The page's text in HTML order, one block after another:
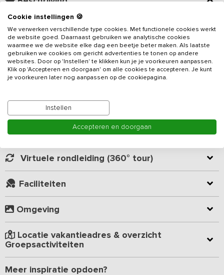
Gelegen op slechts 1 kilometer van het Veluwemeer, ligt dit
vakantieadresvoor 30 personen. In een oase van groen kun je –
in alle jaargetijden – genieten van rust, ruimte en recreatie. In de
lente hoor je de vogels fluiten. In de zomer maak je een fietstocht
over de Veluwe of huur je een boot op het Veluwemeer. In de
herfst trek je erop uit voor een heerlijke boswandeling. In de
laagje sneeuw.
De groepsaccommodatie is gelegen op een rustig kleinschalig
park en bestaat uit een groepsruimte in combinatie met vijf luxe
gezellige barbecue plaats met een ruim gazon. Samen met familie
of vrienden kun je hier verblijven en in de groepsruimte kun je
gezamenlijk koken en eten, of gezellig met de hele groep samen
zitten. Een complete keuken en gezellige bar staan hier tot je
beschikking.
De 6-persoons huisjes zijn uitgerust met een gezellige
keuken, een comfortabele badkamer en drie slaapkamers. De vijf
huisjes bieden in totaal plaats aan 30 personen verdeeld over 15
slaapkamers. De vijf vakantiehuisjes en de groepsruimte zijn beide
verwarmd.
Lees meer
Kamer indeling
Geverifieerde beoordelingen
Virtuele rondleiding (360° tour)
Faciliteiten
Omgeving
Locatie vakantieadres & overzicht
Groepsactiviteiten
Meer inspiratie opdoen?
Cookie instellingen 🍪
We verwerken verschillende type cookies. Met functionele cookies werkt
de website goed. Daarnaast gebruiken we analytische cookies
waarmee we de website elke dag een beetje beter maken. Als laatste
gebruiken we cookies om gericht advertenties te tonen op andere
websites. Door op 'Instellen' te klikken kun je je voorkeuren aanpassen.
Klik op 'Accepteren en doorgaan' om alle cookies te accepteren. Je kunt
je voorkeuren later nog aanpassen op de cookiepagina.
Instellen
Accepteren en doorgaan